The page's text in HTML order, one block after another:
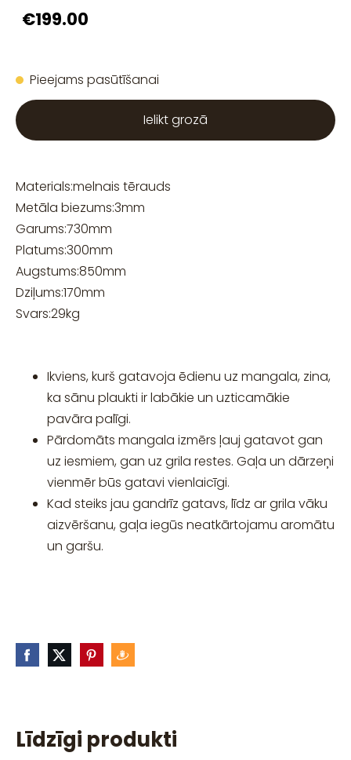
€199.00
Pieejams pasūtīšanai
Ielikt grozā
Materials:melnais tērauds
Metāla biezums:3mm
Garums:730mm
Platums:300mm
Augstums:850mm
Dziļums:170mm
Svars:29kg
Ikviens, kurš gatavoja ēdienu uz mangala, zina,
ka sānu plaukti ir labākie un uzticamākie
pavāra palīgi.
Pārdomāts mangala izmērs ļauj gatavot gan
uz iesmiem, gan uz grila restes. Gaļa un dārzeņi
vienmēr būs gatavi vienlaicīgi.
Kad steiks jau gandrīz gatavs, līdz ar grila vāku
aizvēršanu, gaļa iegūs neatkārtojamu aromātu
un garšu.
Līdzīgi produkti